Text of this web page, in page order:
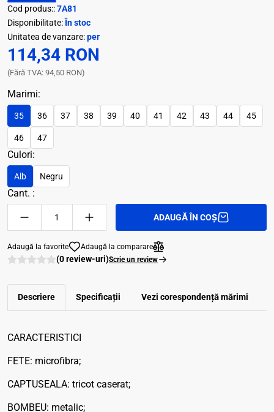
Cod produs::7A81
Disponibilitate: În stoc
Unitatea de vanzare:per
114,34 RON
(Fără TVA: 94,50 RON)
Marimi:
35 36 37 38 39 40 41 42 43 44 45
46 47
Culori:
Alb Negru
Cant. :
ADAUGĂ ÎN COȘ
Adaugă la favorite Adaugă la comparare
(0 review-uri)Scrie un review
Descriere Specificații Vezi corespondenţă mărimi
CARACTERISTICI
FETE: microfibra;
CAPTUSEALA: tricot caserat;
BOMBEU: metalic;